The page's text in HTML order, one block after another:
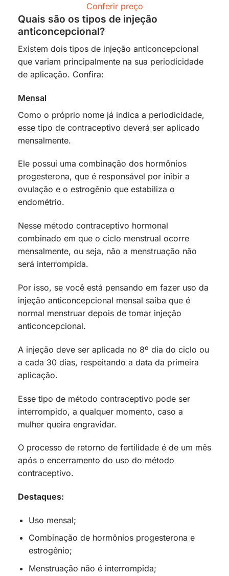
Conferir preço
Quais são os tipos de injeção
anticoncepcional?
Existem dois tipos de injeção anticoncepcional
que variam principalmente na sua periodicidade
de aplicação. Confira:
Mensal
Como o próprio nome já indica a periodicidade,
esse tipo de contraceptivo deverá ser aplicado
mensalmente.
Ele possui uma combinação dos hormônios
progesterona, que é responsável por inibir a
ovulação e o estrogênio que estabiliza o
endométrio.
Nesse método contraceptivo hormonal
combinado em que o ciclo menstrual ocorre
mensalmente, ou seja, não a menstruação não
será interrompida.
Por isso, se você está pensando em fazer uso da
injeção anticoncepcional mensal saiba que é
normal menstruar depois de tomar injeção
anticoncepcional.
A injeção deve ser aplicada no 8º dia do ciclo ou
a cada 30 dias, respeitando a data da primeira
aplicação.
Esse tipo de método contraceptivo pode ser
interrompido, a qualquer momento, caso a
mulher queira engravidar.
O processo de retorno de fertilidade é de um mês
após o encerramento do uso do método
contraceptivo.
Destaques:
Uso mensal;
Combinação de hormônios progesterona e
estrogênio;
Menstruação não é interrompida;